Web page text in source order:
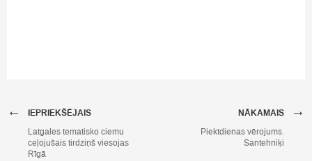
IEPRIEKŠĒJAIS
←
Latgales tematisko ciemu
ceļojušais tirdziņš viesojas
Rīgā
NĀKAMAIS →
Piektdienas vērojums.
Santehniķi